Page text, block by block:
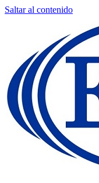
Saltar al contenido